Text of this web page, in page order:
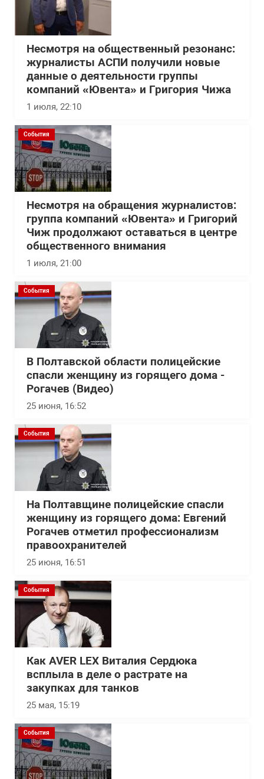
Несмотря на общественный резонанс:
журналисты АСПИ получили новые
данные о деятельности группы
компаний «Ювента» и Григория Чижа
1 июля, 22:10
События
Несмотря на обращения журналистов:
группа компаний «Ювента» и Григорий
Чиж продолжают оставаться в центре
общественного внимания
1 июля, 21:00
События
В Полтавской области полицейские
спасли женщину из горящего дома -
Рогачев (Видео)
25 июня, 16:52
События
На Полтавщине полицейские спасли
женщину из горящего дома: Евгений
Рогачев отметил профессионализм
правоохранителей
25 июня, 16:51
События
Как AVER LEX Виталия Сердюка
всплыла в деле о растрате на
закупках для танков
25 мая, 15:19
События